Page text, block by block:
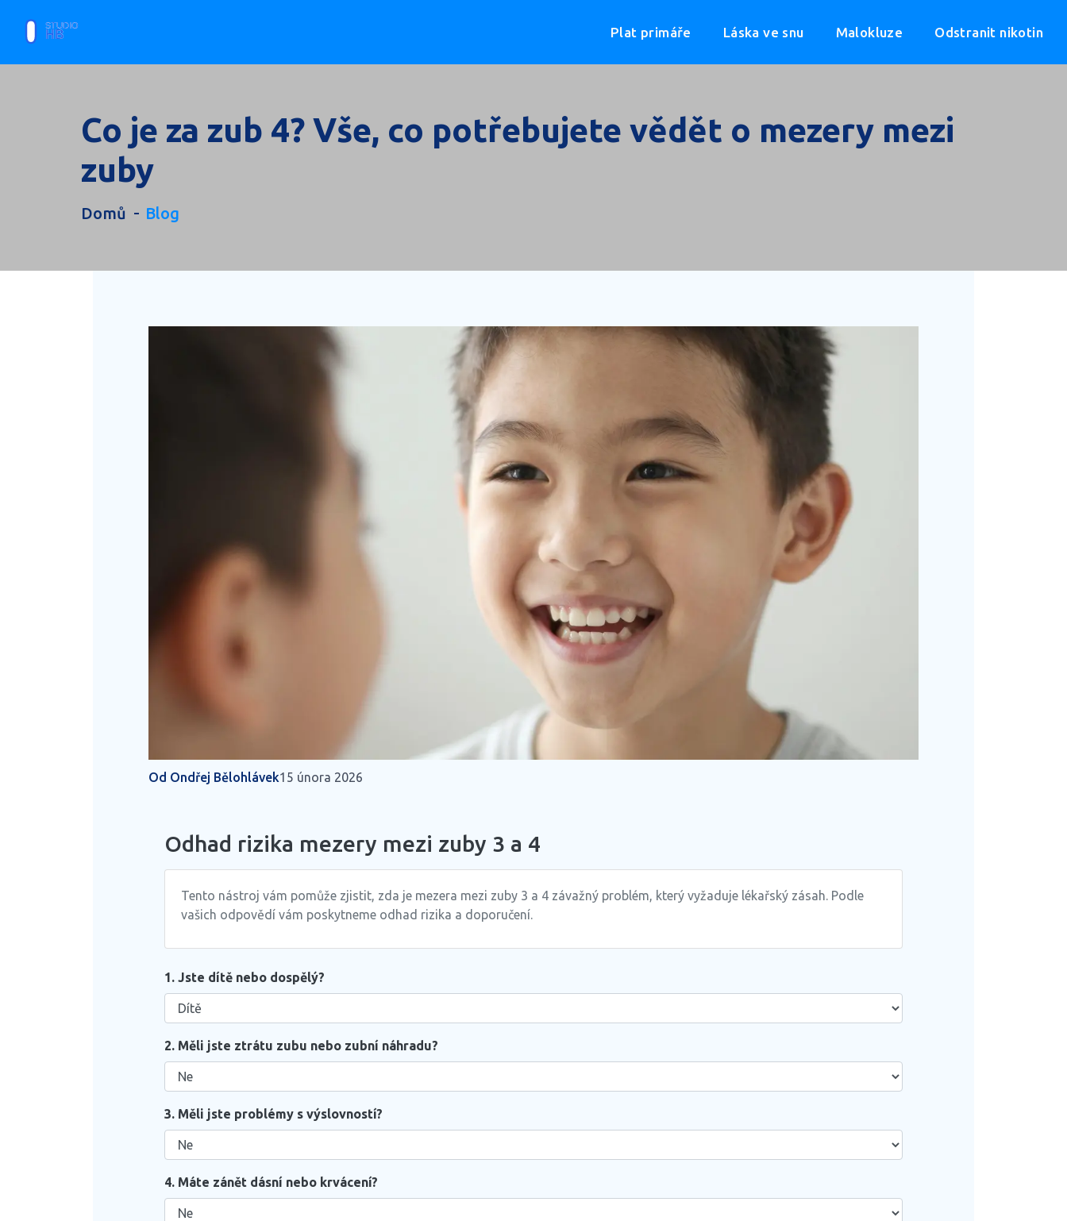
Plat primáře Láska ve snu Malokluze Odstranit nikotin
Co je za zub 4? Vše, co potřebujete vědět o mezery mezi
zuby
Domů Blog
Od Ondřej Bělohlávek15 února 2026
Odhad rizika mezery mezi zuby 3 a 4
Tento nástroj vám pomůže zjistit, zda je mezera mezi zuby 3 a 4 závažný problém, který vyžaduje lékařský zásah. Podle
vašich odpovědí vám poskytneme odhad rizika a doporučení.
1. Jste dítě nebo dospělý?
2. Měli jste ztrátu zubu nebo zubní náhradu?
3. Měli jste problémy s výslovností?
4. Máte zánět dásní nebo krvácení?